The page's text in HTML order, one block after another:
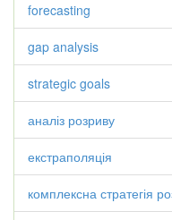
forecasting
gap analysis
strategic goals
аналіз розриву
екстраполяція
комплексна стратегія